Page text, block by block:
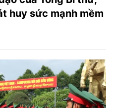
huy sức mạnh mềm